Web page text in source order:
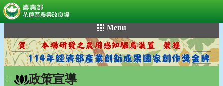
到
主
要
內
容
Menu
::: 政策宣導